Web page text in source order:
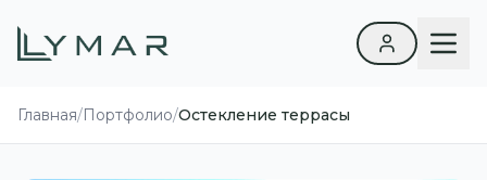
Главная/Портфолио/Остекление террасы